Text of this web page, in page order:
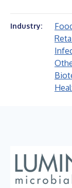
Industry: